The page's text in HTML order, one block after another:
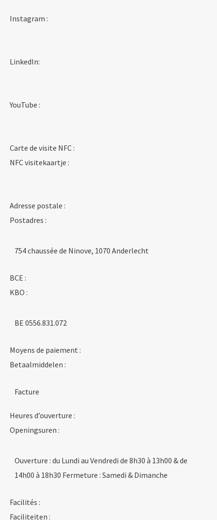
Instagram :
LinkedIn:
YouTube :
Carte de visite NFC :
NFC visitekaartje :
Adresse postale :
Postadres :
754 chaussée de Ninove, 1070 Anderlecht
BCE :
KBO :
BE 0556.831.072
Moyens de paiement :
Betaalmiddelen :
Facture
Heures d’ouverture :
Openingsuren :
Ouverture : du Lundi au Vendredi de 8h30 à 13h00 & de
14h00 à 18h30 Fermeture : Samedi & Dimanche
Facilités :
Faciliteiten :